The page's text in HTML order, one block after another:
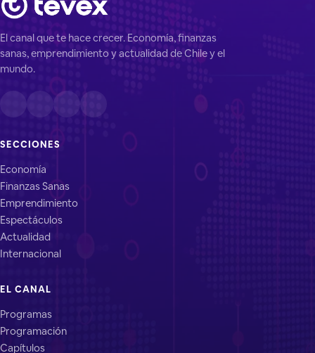
El canal que te hace crecer. Economía, finanzas
sanas, emprendimiento y actualidad de Chile y el
mundo.
SECCIONES
Economía
Finanzas Sanas
Emprendimiento
Espectáculos
Actualidad
Internacional
EL CANAL
Programas
Programación
Capítulos